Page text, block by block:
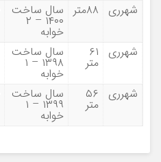
شهرری ۸۸متر سال ساخت
۱۴۰۰ – ۲
خوابه
شهرری ۶۱
متر
سال ساخت
۱۳۹۸ – ۱
خوابه
شهرری ۵۶
متر
سال ساخت
۱۳۹۹ – ۱
خوابه